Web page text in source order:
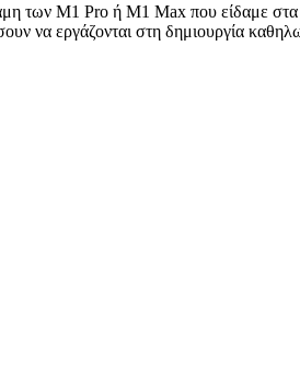
των M1 Pro ή M1 Max που είδαμε
να εργάζονται στη δημιουργία